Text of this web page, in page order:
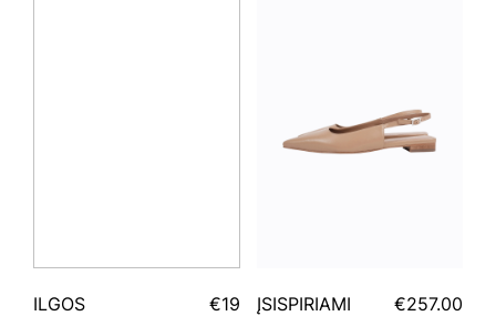
ILGOS
€19
ĮSISPIRIAMI
€257.00